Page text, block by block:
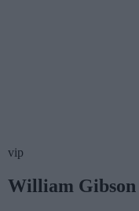
vip
William Gibson